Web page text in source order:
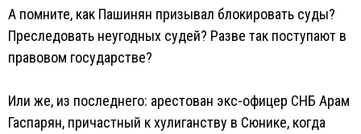
А помните, как Пашинян призывал блокировать суды?
Преследовать неугодных судей? Разве так поступают в
правовом государстве?
Или же, из последнего: арестован экс-офицер СНБ Арам
Гаспарян, причастный к хулиганству в Сюнике, когда